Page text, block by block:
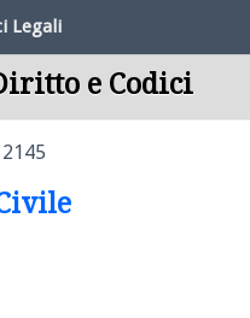
Legali
e Codici